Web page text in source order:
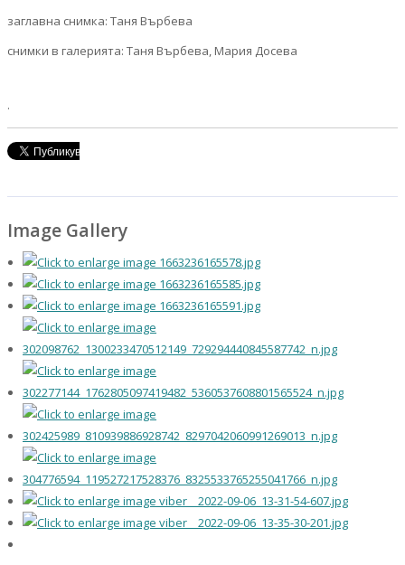
заглавна снимка: Таня Върбева
снимки в галерията: Таня Върбева, Мария Досева
.
Image Gallery